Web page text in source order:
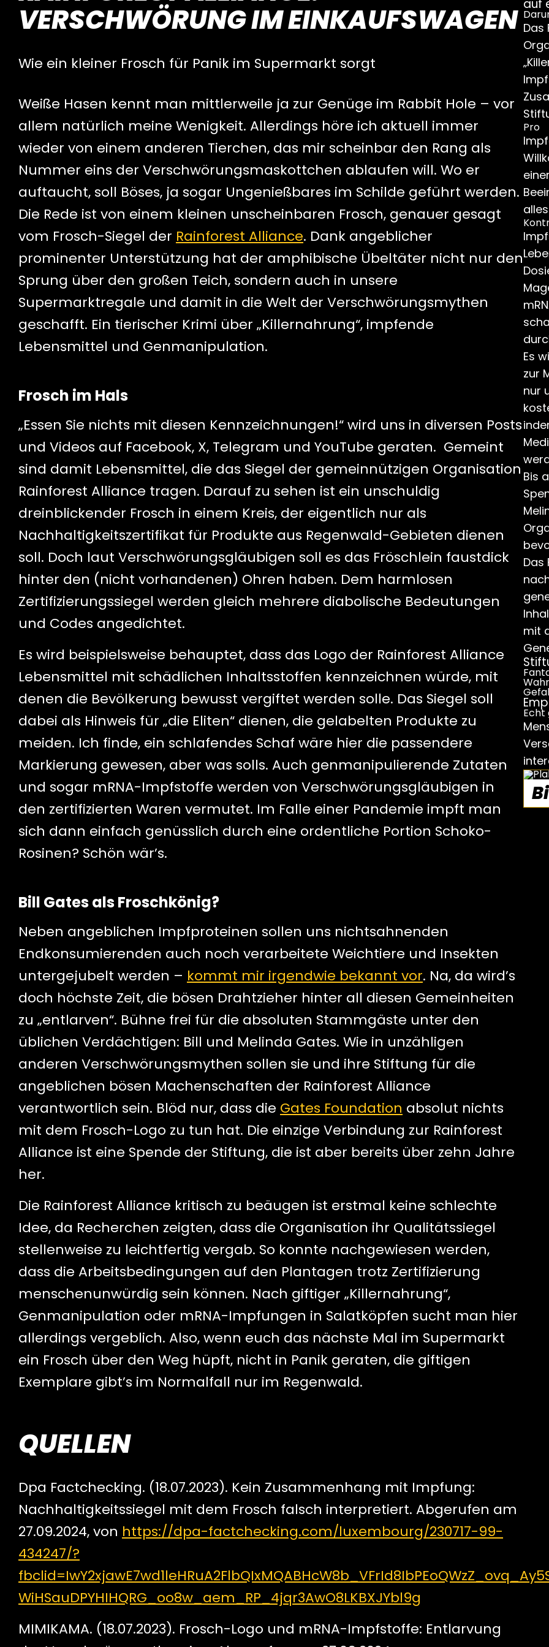
VERSCHWÖRUNG IM EINKAUFSWAGEN
Wie ein kleiner Frosch für Panik im Supermarkt sorgt
Weiße Hasen kennt man mittlerweile ja zur Genüge im Rabbit Hole – vor
allem natürlich meine Wenigkeit. Allerdings höre ich aktuell immer
wieder von einem anderen Tierchen, das mir scheinbar den Rang als
Nummer eins der Verschwörungsmaskottchen ablaufen will. Wo er
auftaucht, soll Böses, ja sogar Ungenießbares im Schilde geführt werden.
Die Rede ist von einem kleinen unscheinbaren Frosch, genauer gesagt
vom Frosch-Siegel der Rainforest Alliance. Dank angeblicher
prominenter Unterstützung hat der amphibische Übeltäter nicht nur den
Sprung über den großen Teich, sondern auch in unsere
Supermarktregale und damit in die Welt der Verschwörungsmythen
geschafft. Ein tierischer Krimi über „Killernahrung“, impfende
Lebensmittel und Genmanipulation.
Frosch im Hals
„Essen Sie nichts mit diesen Kennzeichnungen!“ wird uns in diversen Posts
und Videos auf Facebook, X, Telegram und YouTube geraten. Gemeint
sind damit Lebensmittel, die das Siegel der gemeinnützigen Organisation
Rainforest Alliance tragen. Darauf zu sehen ist ein unschuldig
dreinblickender Frosch in einem Kreis, der eigentlich nur als
Nachhaltigkeitszertifikat für Produkte aus Regenwald-Gebieten dienen
soll. Doch laut Verschwörungsgläubigen soll es das Fröschlein faustdick
hinter den (nicht vorhandenen) Ohren haben. Dem harmlosen
Zertifizierungssiegel werden gleich mehrere diabolische Bedeutungen
und Codes angedichtet.
Es wird beispielsweise behauptet, dass das Logo der Rainforest Alliance
Lebensmittel mit schädlichen Inhaltsstoffen kennzeichnen würde, mit
denen die Bevölkerung bewusst vergiftet werden solle. Das Siegel soll
dabei als Hinweis für „die Eliten“ dienen, die gelabelten Produkte zu
meiden. Ich finde, ein schlafendes Schaf wäre hier die passendere
Markierung gewesen, aber was solls. Auch genmanipulierende Zutaten
und sogar mRNA-Impfstoffe werden von Verschwörungsgläubigen in
den zertifizierten Waren vermutet. Im Falle einer Pandemie impft man
sich dann einfach genüsslich durch eine ordentliche Portion Schoko-
Rosinen? Schön wär’s.
Bill Gates als Froschkönig?
Neben angeblichen Impfproteinen sollen uns nichtsahnenden
Endkonsumierenden auch noch verarbeitete Weichtiere und Insekten
untergejubelt werden – kommt mir irgendwie bekannt vor. Na, da wird’s
doch höchste Zeit, die bösen Drahtzieher hinter all diesen Gemeinheiten
zu „entlarven“. Bühne frei für die absoluten Stammgäste unter den
üblichen Verdächtigen: Bill und Melinda Gates. Wie in unzähligen
anderen Verschwörungsmythen sollen sie und ihre Stiftung für die
angeblichen bösen Machenschaften der Rainforest Alliance
verantwortlich sein. Blöd nur, dass die Gates Foundation absolut nichts
mit dem Frosch-Logo zu tun hat. Die einzige Verbindung zur Rainforest
Alliance ist eine Spende der Stiftung, die ist aber bereits über zehn Jahre
her.
Die Rainforest Alliance kritisch zu beäugen ist erstmal keine schlechte
Idee, da Recherchen zeigten, dass die Organisation ihr Qualitätssiegel
stellenweise zu leichtfertig vergab. So konnte nachgewiesen werden,
dass die Arbeitsbedingungen auf den Plantagen trotz Zertifizierung
menschenunwürdig sein können. Nach giftiger „Killernahrung“,
Genmanipulation oder mRNA-Impfungen in Salatköpfen sucht man hier
allerdings vergeblich. Also, wenn euch das nächste Mal im Supermarkt
ein Frosch über den Weg hüpft, nicht in Panik geraten, die giftigen
Exemplare gibt’s im Normalfall nur im Regenwald.
QUELLEN
Dpa Factchecking. (18.07.2023). Kein Zusammenhang mit Impfung:
Nachhaltigkeitssiegel mit dem Frosch falsch interpretiert. Abgerufen am
27.09.2024, von https://dpa-factchecking.com/luxembourg/230717-99-
434247/?
WiHSauDPYHIHQRG_oo8w_aem_RP_4jqr3AwO8LKBXJYbl9g
MIMIKAMA. (18.07.2023). Frosch-Logo und mRNA-Impfstoffe: Entlarvung
auf
Das
Pro
Es
zur
nur
Bis
Das
mit
Echt